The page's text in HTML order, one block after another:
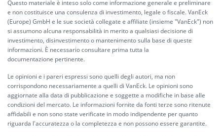
Questo materiale è inteso solo come informazione generale e preliminare
e non costituisce una consulenza di investimento, legale o fiscale. VanEck
(Europe) GmbH e le sue società collegate e affiliate (insieme "VanEck") non
si assumono alcuna responsabilità in merito a qualsiasi decisione di
investimento, disinvestimento o mantenimento sulla base di queste
informazioni. È necessario consultare prima tutta la
documentazione pertinente.
Le opinioni e i pareri espressi sono quelli degli autori, ma non
corrispondono necessariamente a quelli di VanEck. Le opinioni sono
aggiornate alla data di pubblicazione e soggette a modifiche in base alle
condizioni del mercato. Le informazioni fornite da fonti terze sono ritenute
affidabili e non sono state verificate in modo indipendente per quanto
riguarda l'accuratezza o la completezza e non possono essere garantite.